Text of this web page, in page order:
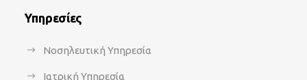
Υπηρεσίες
Νοσηλευτική Υπηρεσία
Ιατρική Υπηρεσία